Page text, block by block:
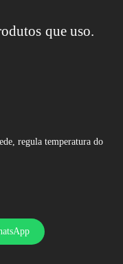
que uso.
regula temperatura do